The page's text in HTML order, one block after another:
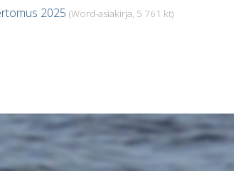
2025 (Word-asiakirja, 5 761 kt)